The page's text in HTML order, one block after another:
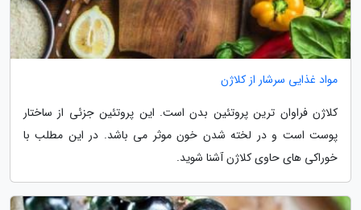
مواد غذایی سرشار از کلاژن
کلاژن فراوان ترین پروتئین بدن است. این پروتئین جزئی از ساختار
پوست است و در لخته شدن خون موثر می باشد. در این مطلب با
خوراکی های حاوی کلاژن آشنا شوید.